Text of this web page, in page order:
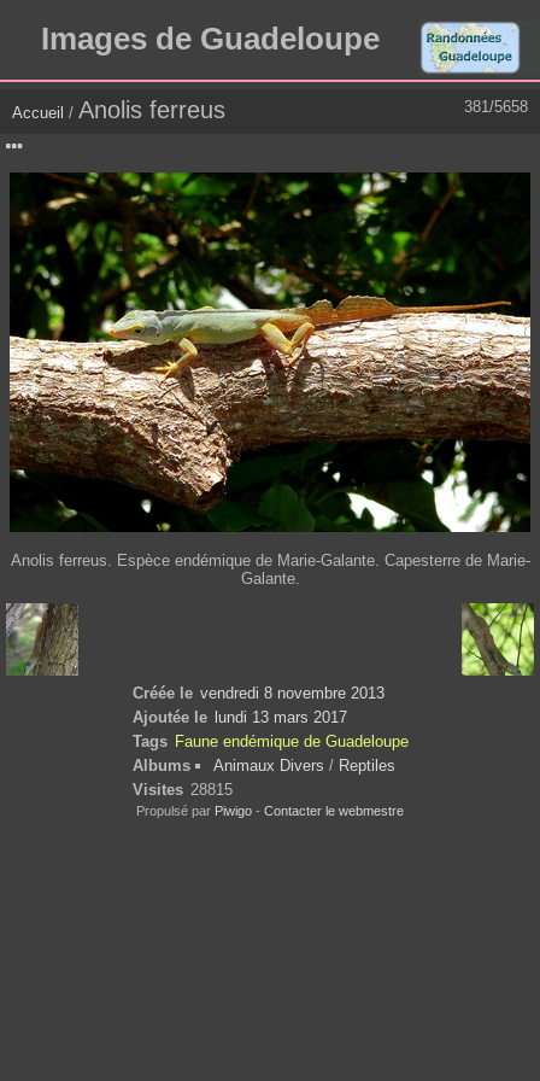
Images de Guadeloupe
381/5658
Accueil / Anolis ferreus
Anolis ferreus. Espèce endémique de Marie-Galante. Capesterre de Marie-
Galante.
Créée le vendredi 8 novembre 2013
Ajoutée le
lundi 13 mars 2017
Tags Faune endémique de Guadeloupe
Albums
Animaux Divers / Reptiles
Visites 28815
Propulsé par Piwigo - Contacter le webmestre